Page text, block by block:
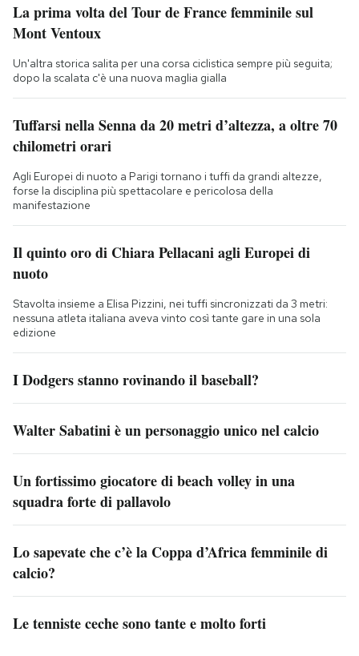
La prima volta del Tour de France femminile sul
Mont Ventoux
Un'altra storica salita per una corsa ciclistica sempre più seguita;
dopo la scalata c'è una nuova maglia gialla
Tuffarsi nella Senna da 20 metri d’altezza, a oltre 70
chilometri orari
Agli Europei di nuoto a Parigi tornano i tuffi da grandi altezze,
forse la disciplina più spettacolare e pericolosa della
manifestazione
Il quinto oro di Chiara Pellacani agli Europei di
nuoto
Stavolta insieme a Elisa Pizzini, nei tuffi sincronizzati da 3 metri:
nessuna atleta italiana aveva vinto così tante gare in una sola
edizione
I Dodgers stanno rovinando il baseball?
Walter Sabatini è un personaggio unico nel calcio
Un fortissimo giocatore di beach volley in una
squadra forte di pallavolo
Lo sapevate che c’è la Coppa d’Africa femminile di
calcio?
Le tenniste ceche sono tante e molto forti